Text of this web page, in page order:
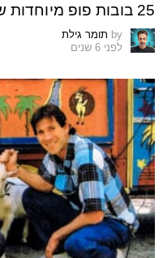
25 בובות פופ מיוחדות שלא תמצאו בחנויות צעצועים
by תומר גילת
לפני 6 שנים